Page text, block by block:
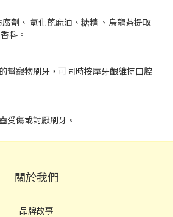
劑、 氫化蓖麻油、糖精 、烏龍茶提取
料。
幫寵物刷牙，可同時按摩牙齦維持口腔
受傷或討厭刷牙。
關於我們
品牌故事